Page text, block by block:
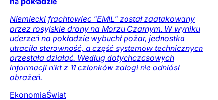
Niemiecki frachtowiec "EMIL" został zaatakowany
przez rosyjskie drony na Morzu Czarnym. W wyniku
uderzeń na pokładzie wybuchł pożar, jednostka
utraciła sterowność, a część systemów technicznych
przestała działać. Według dotychczasowych
informacji nikt z 11 członków załogi nie odniósł
obrażeń.
EkonomiaŚwiat